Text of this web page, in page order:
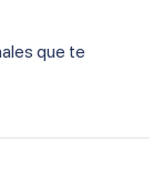
que te